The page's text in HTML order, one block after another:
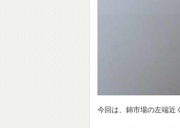
今回は、錦市場の左端近